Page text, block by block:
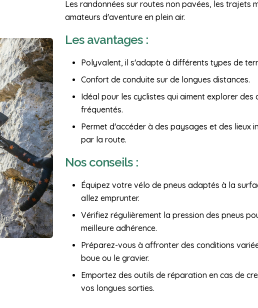
Les randonnées sur routes non pavées, les trajets
amateurs d'aventure en plein air.
Les avantages :
Polyvalent, il s'adapte à différents types de
Confort de conduite sur de longues distances.
Idéal pour les cyclistes qui aiment explorer des
fréquentés.
Permet d'accéder à des paysages et des lieux
par la route.
Nos conseils :
Équipez votre vélo de pneus adaptés à la
allez emprunter.
Vérifiez régulièrement la pression des pneus
meilleure adhérence.
Préparez-vous à affronter des conditions
boue ou le gravier.
Emportez des outils de réparation en cas de
vos longues sorties.